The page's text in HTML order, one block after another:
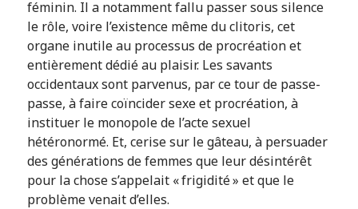
féminin. Il a notamment fallu passer sous silence
le rôle, voire l’existence même du clitoris, cet
organe inutile au processus de procréation et
entièrement dédié au plaisir. Les savants
occidentaux sont parvenus, par ce tour de passe-
passe, à faire coïncider sexe et procréation, à
instituer le monopole de l’acte sexuel
hétéronormé. Et, cerise sur le gâteau, à persuader
des générations de femmes que leur désintérêt
pour la chose s’appelait « frigidité » et que le
problème venait d’elles.